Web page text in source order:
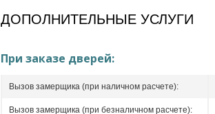
ДОПОЛНИТЕЛЬНЫЕ УСЛУГИ
При заказе дверей:
Вызов замерщика (при наличном расчете):
Вызов замерщика (при безналичном расчете):